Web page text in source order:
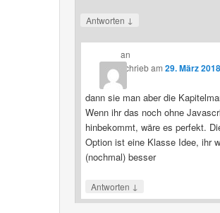
Antworten ↓
an
schriebam29. März
dann sie man aber die
Wenn ihr das noch ohne
hinbekommt, wäre es perfekt.
Option ist eine Klasse Idee, ihr
(nochmal) besser
Antworten ↓